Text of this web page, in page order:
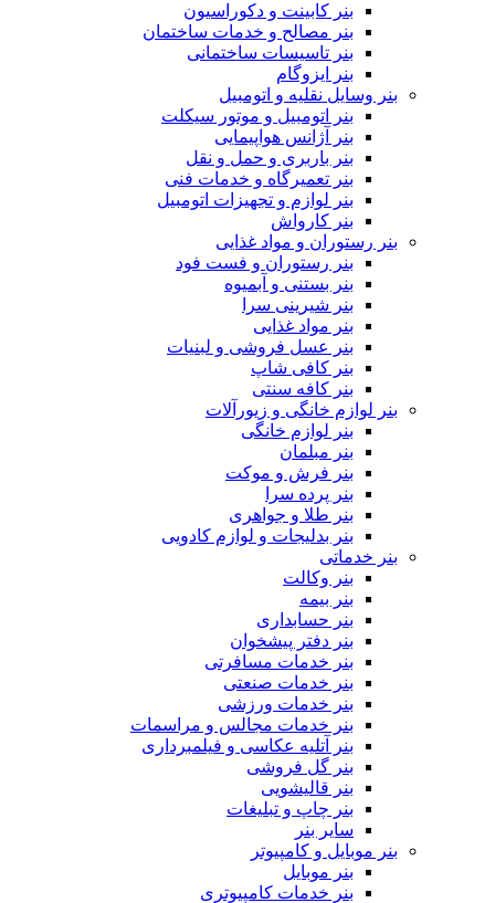
بنر کابینت و دکوراسیون
بنر مصالح و خدمات ساختمان
بنر تاسیسات ساختمانی
بنر ایزوگام
بنر وسایل نقلیه و اتومبیل
بنر اتومبیل و موتور سیکلت
بنر آژانس هواپیمایی
بنر باربری و حمل و نقل
بنر تعمیرگاه و خدمات فنی
بنر لوازم و تجهیزات اتومبیل
بنر کارواش
بنر رستوران و مواد غذایی
بنر رستوران و فست فود
بنر بستنی و آبمیوه
بنر شیرینی سرا
بنر مواد غذایی
بنر عسل فروشی و لبنیات
بنر کافی شاپ
بنر کافه سنتی
بنر لوازم خانگی و زیورآلات
بنر لوازم خانگی
بنر مبلمان
بنر فرش و موکت
بنر پرده سرا
بنر طلا و جواهری
بنر بدلیجات و لوازم کادویی
بنر خدماتی
بنر وکالت
بنر بیمه
بنر حسابداری
بنر دفتر پیشخوان
بنر خدمات مسافرتی
بنر خدمات صنعتی
بنر خدمات ورزشی
بنر خدمات مجالس و مراسمات
بنر آتلیه عکاسی و فیلمبرداری
بنر گل فروشی
بنر قالیشویی
بنر چاپ و تبلیغات
سایر بنر
بنر موبایل و کامپیوتر
بنر موبایل
بنر خدمات کامپیوتری